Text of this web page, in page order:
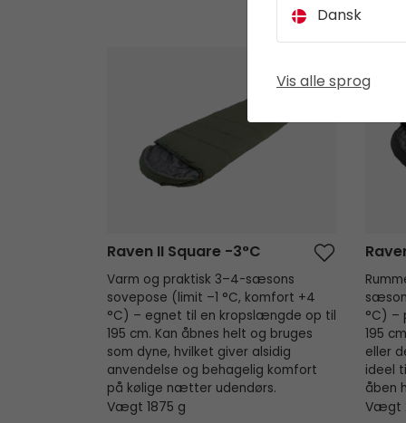
Raven II Square -3°C
Varm og praktisk 3–4-sæsons
sovepose (limit –1 °C, komfort +4
°C) – egnet til en kropslængde op til
195 cm. Kan åbnes helt og bruges
som dyne, hvilket giver alsidig
anvendelse og behagelig komfort
på kølige nætter udendørs.
Vægt 1875 g
°C) –
195
eller
ideel
åben
Vægt
Dansk
Vis alle sprog